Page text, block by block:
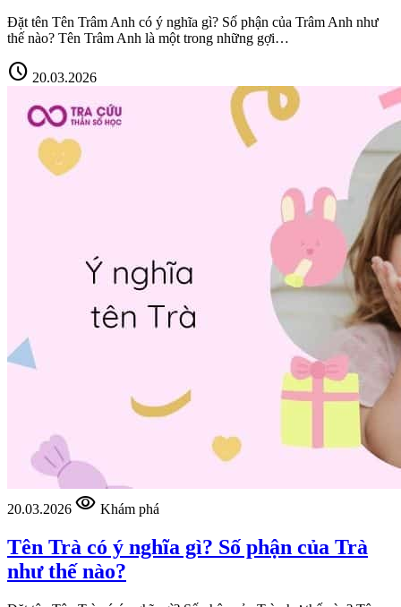
Đặt tên Tên Trâm Anh có ý nghĩa gì? Số phận của Trâm Anh như
thế nào? Tên Trâm Anh là một trong những gợi…
schedule 20.03.2026
20.03.2026 visibility Khám phá
Tên Trà có ý nghĩa gì? Số phận của Trà
như thế nào?